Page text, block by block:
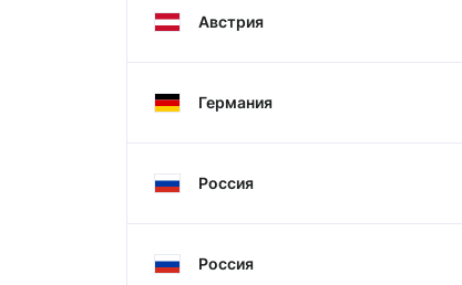
Австрия
Германия
Россия
Россия